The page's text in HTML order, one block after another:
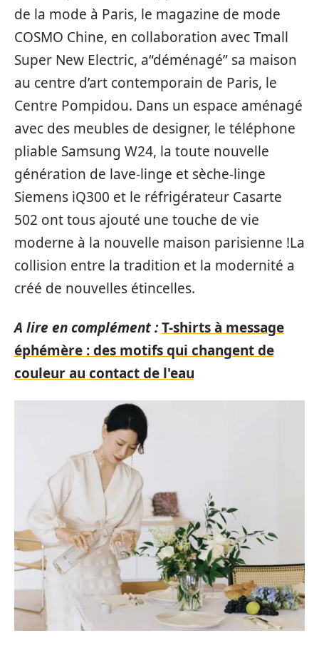
de la mode à Paris, le magazine de mode
COSMO Chine, en collaboration avec Tmall
Super New Electric, a“déménagé” sa maison
au centre d’art contemporain de Paris, le
Centre Pompidou. Dans un espace aménagé
avec des meubles de designer, le téléphone
pliable Samsung W24, la toute nouvelle
génération de lave-linge et sèche-linge
Siemens iQ300 et le réfrigérateur Casarte
502 ont tous ajouté une touche de vie
moderne à la nouvelle maison parisienne !La
collision entre la tradition et la modernité a
créé de nouvelles étincelles.
A lire en complément :T-shirts à message
éphémère : des motifs qui changent de
couleur au contact de l'eau